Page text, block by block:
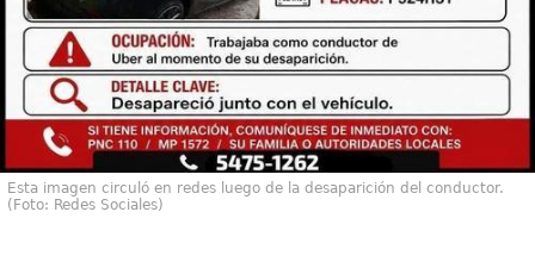
Esta imagen circuló en redes luego de la desaparición del conductor.
(Foto: Redes Sociales)